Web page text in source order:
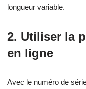
longueur variable.
2. Utiliser la
en ligne
Avec le numéro de